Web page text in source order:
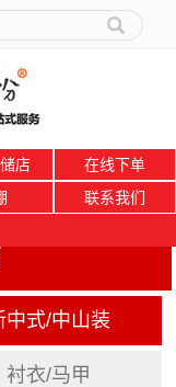
店
在线下单
联系我们
中式/中山装
衬衣/马甲